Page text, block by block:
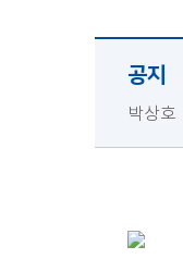
공지
박상호